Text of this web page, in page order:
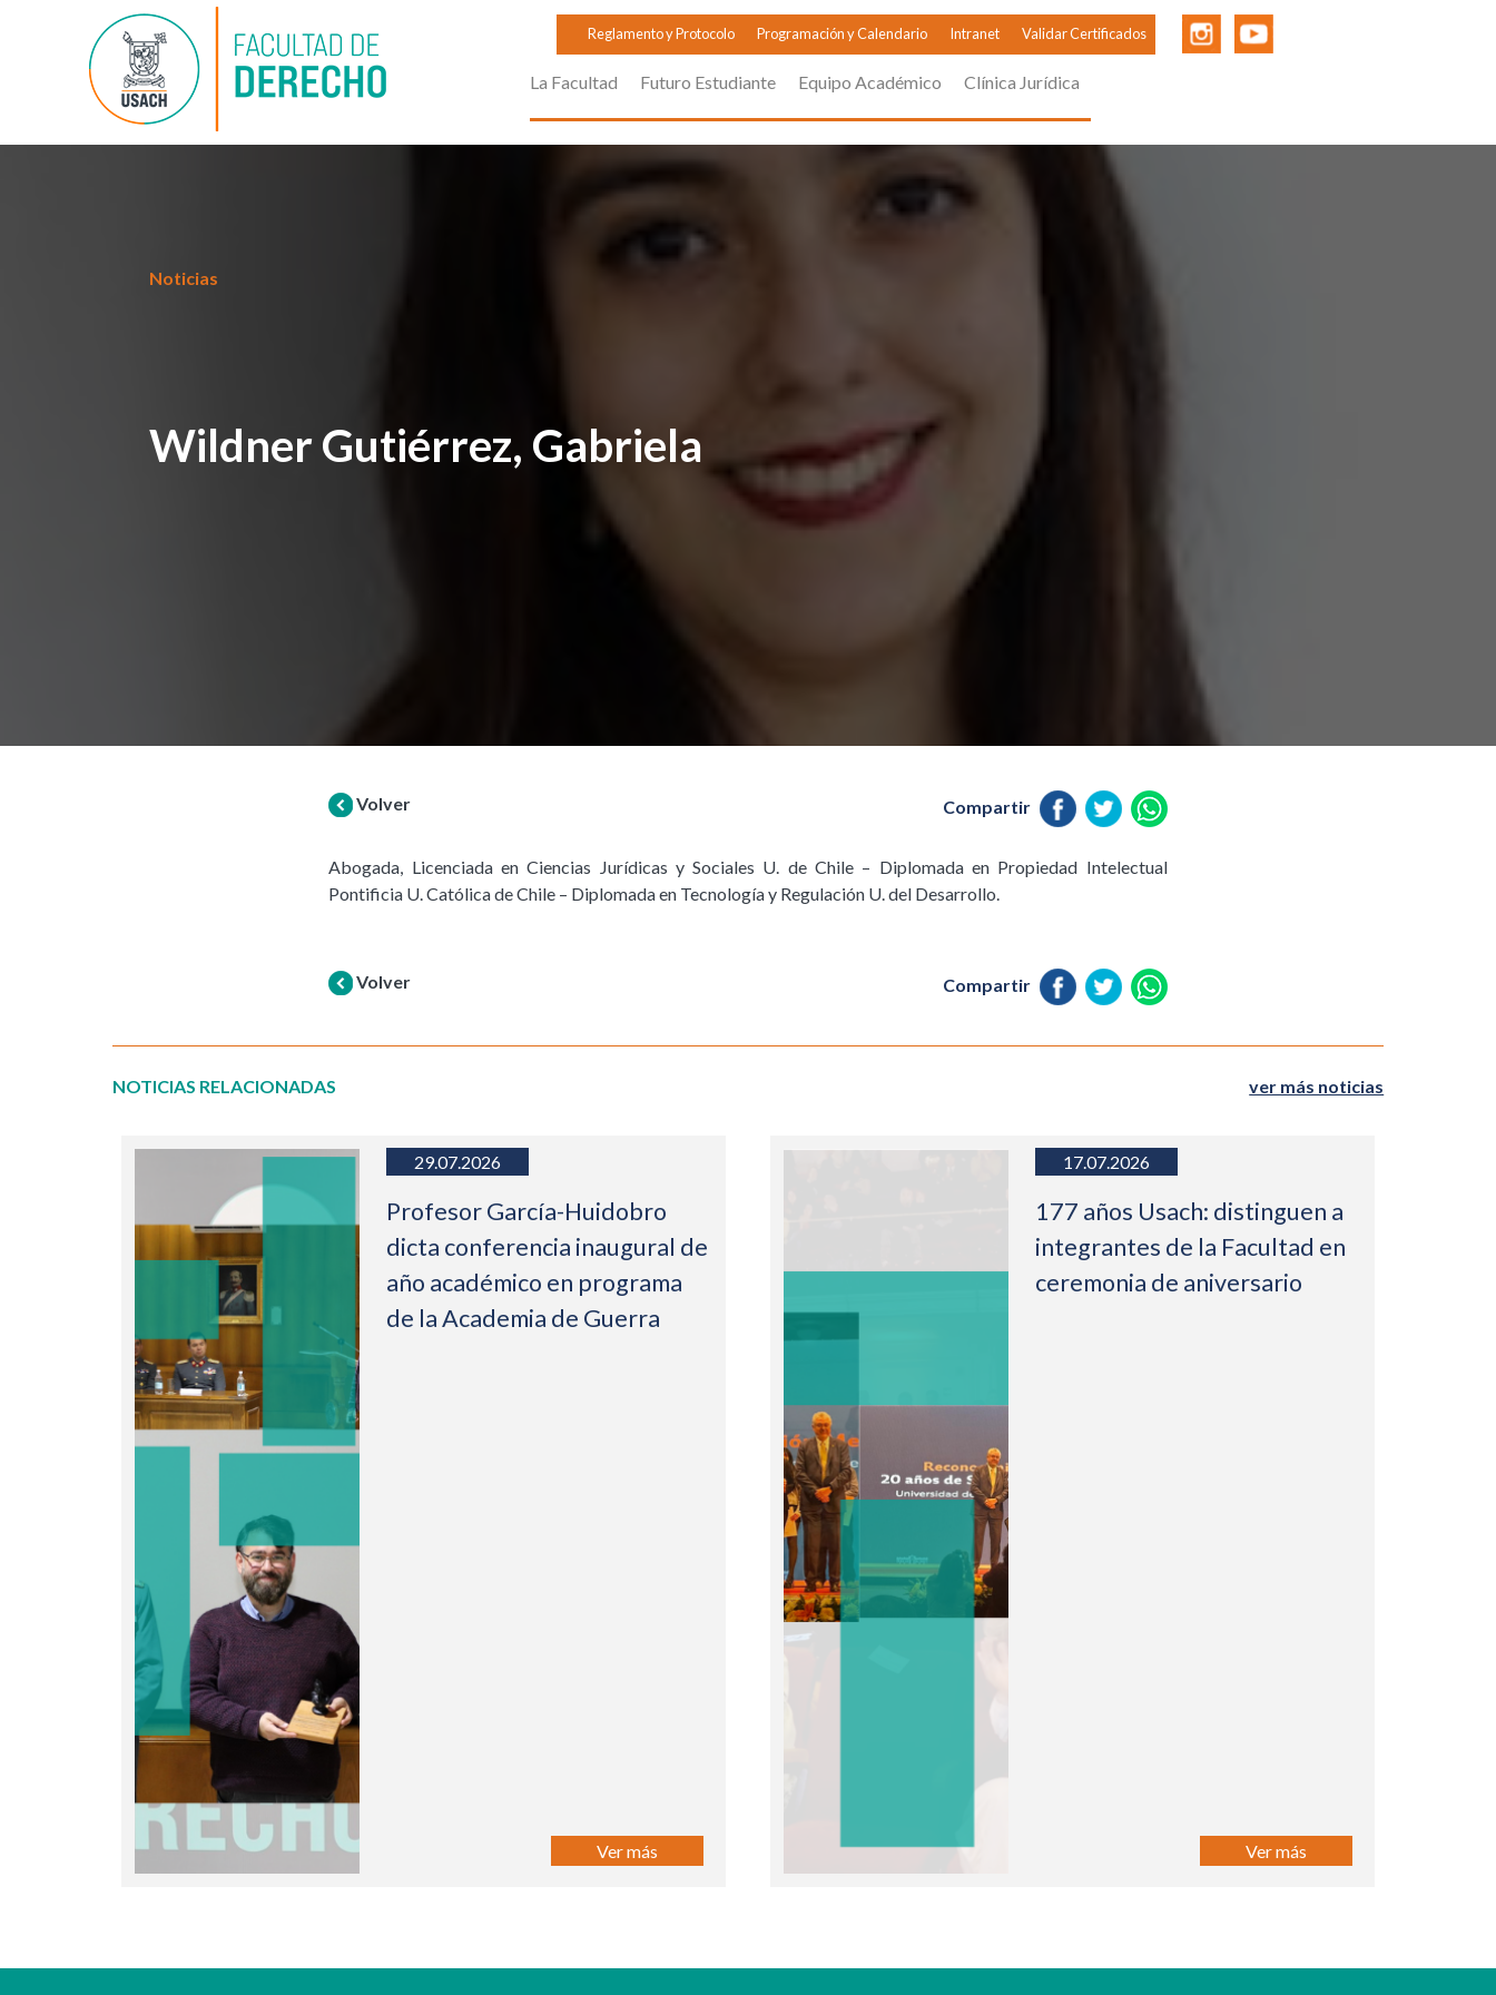
Reglamento y Protocolo Programación y Calendario Intranet Validar Certificados
La Facultad Futuro Estudiante Equipo Académico Clínica Jurídica
Noticias
Wildner Gutiérrez, Gabriela
Volver Compartir
Abogada, Licenciada en Ciencias Jurídicas y Sociales U. de Chile – Diplomada en Propiedad Intelectual
Pontificia U. Católica de Chile – Diplomada en Tecnología y Regulación U. del Desarrollo.
Volver Compartir
NOTICIAS RELACIONADAS ver más noticias
29.07.2026
Profesor García-Huidobro
dicta conferencia inaugural de
año académico en programa
de la Academia de Guerra
Ver más
17.07.2026
177 años Usach: distinguen a
integrantes de la Facultad en
ceremonia de aniversario
Ver más